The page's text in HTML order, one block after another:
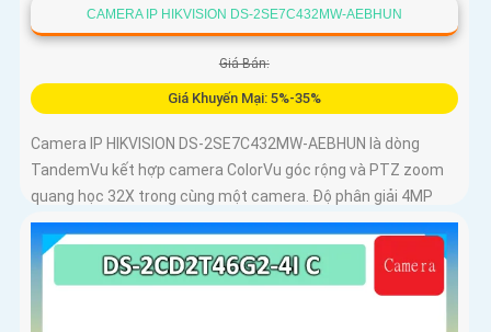
CAMERA IP HIKVISION DS-2SE7C432MW-AEBHUN
Giá Bán:
Giá Khuyến Mại: 5%-35%
Camera IP HIKVISION DS-2SE7C432MW-AEBHUN là dòng
TandemVu kết hợp camera ColorVu góc rộng và PTZ zoom
quang học 32X trong cùng một camera. Độ phân giải 4MP
hồng ngoại 200m chuẩn nén H